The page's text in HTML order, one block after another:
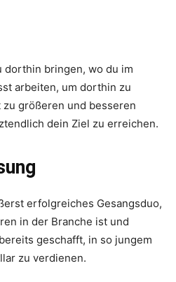
dorthin bringen, wo du im
arbeiten, um dorthin zu
größeren und besseren
dein Ziel zu erreichen.
erfolgreiches Gesangsduo,
in der Branche ist und
geschafft, in so jungem
zu verdienen.